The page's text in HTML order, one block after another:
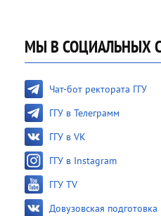
МЫ В СОЦИАЛЬНЫХ
Чат-бот ректората ГГУ
ГГУ в Телеграмм
ГГУ в VK
ГГУ в Instagram
ГГУ TV
Довузовская подготовка